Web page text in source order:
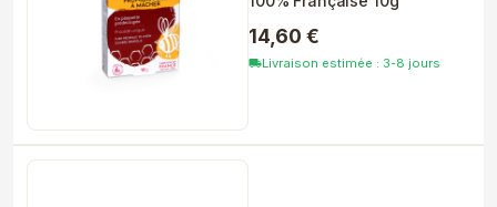
14,60 €
local_shippingLivraison estimée : 3-8 jours